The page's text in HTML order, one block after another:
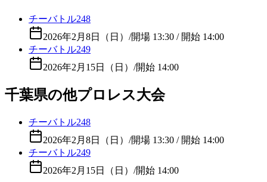
チーバトル248
2026年2月8日（日） /開場 13:30 / 開始 14:00
チーバトル249
2026年2月15日（日） /開始 14:00
千葉県の他プロレス大会
チーバトル248
2026年2月8日（日） /開場 13:30 / 開始 14:00
チーバトル249
2026年2月15日（日） /開始 14:00